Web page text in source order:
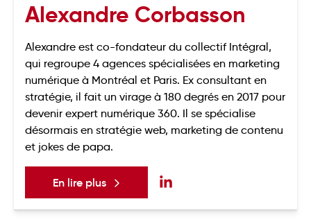
Alexandre Corbasson
Alexandre est co-fondateur du collectif Intégral,
qui regroupe 4 agences spécialisées en marketing
numérique à Montréal et Paris. Ex consultant en
stratégie, il fait un virage à 180 degrés en 2017 pour
devenir expert numérique 360. Il se spécialise
désormais en stratégie web, marketing de contenu
et jokes de papa.
En lire plus